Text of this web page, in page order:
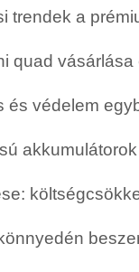
trendek a
quad
és védelem